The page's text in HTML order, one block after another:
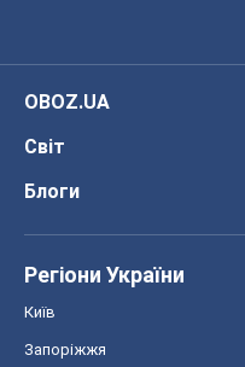
OBOZ.UA
Світ
Блоги
Регіони України
Київ
Запоріжжя